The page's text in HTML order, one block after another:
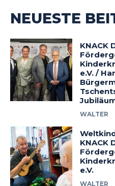
NEUESTE
KNACK
e.V. /
WALTER
KNACK
e.V.
WALTER